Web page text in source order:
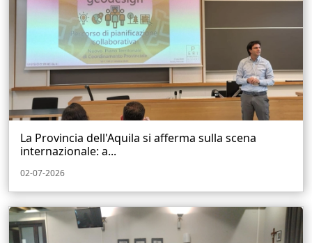
La Provincia dell'Aquila si afferma sulla scena
internazionale: a...
02-07-2026